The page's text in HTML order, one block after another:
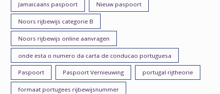
Jamaicaans paspoort Nieuw paspoort
Noors rijbewijs categorie B
Noors rijbewijs online aanvragen
onde esta o numero da carta de conducao portuguesa
Paspoort Paspoort Vernieuwing portugal rijtheorie
formaat portugees rijbewijsnummer